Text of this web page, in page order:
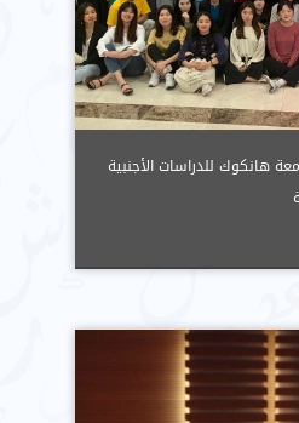
هانكوك للدراسات الأجنبية